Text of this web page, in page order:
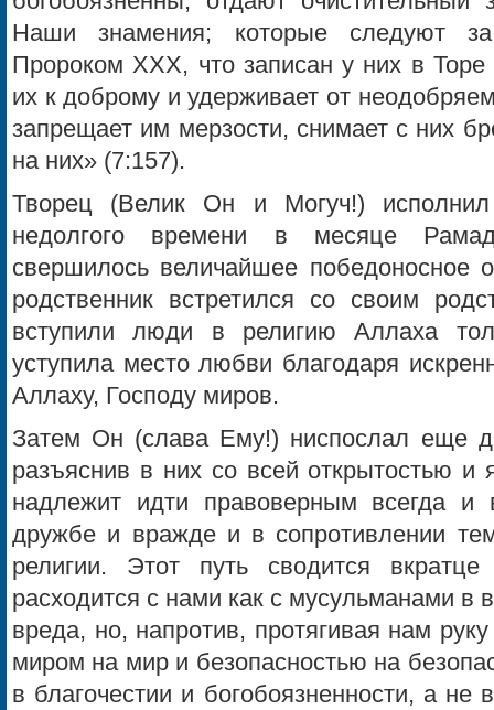
Наши знамения; которые следуют
Пророком ХХХ, что записан у них в
их к доброму и удерживает от
запрещает им мерзости, снимает с них
на них» (7:157).
Творец (Велик Он и Могуч!)
недолгого времени в месяце
свершилось величайшее победоносное
родственник встретился со своим
вступили люди в религию Аллаха
уступила место любви благодаря
Аллаху, Господу миров.
Затем Он (слава Ему!) ниспослал еще
разъяснив в них со всей открытостью и
надлежит идти правоверным всегда
дружбе и вражде и в сопротивлении
религии. Этот путь сводится
расходится с нами как с мусульманами в
вреда, но, напротив, протягивая нам
миром на мир и безопасностью на
в благочестии и богобоязненности, а